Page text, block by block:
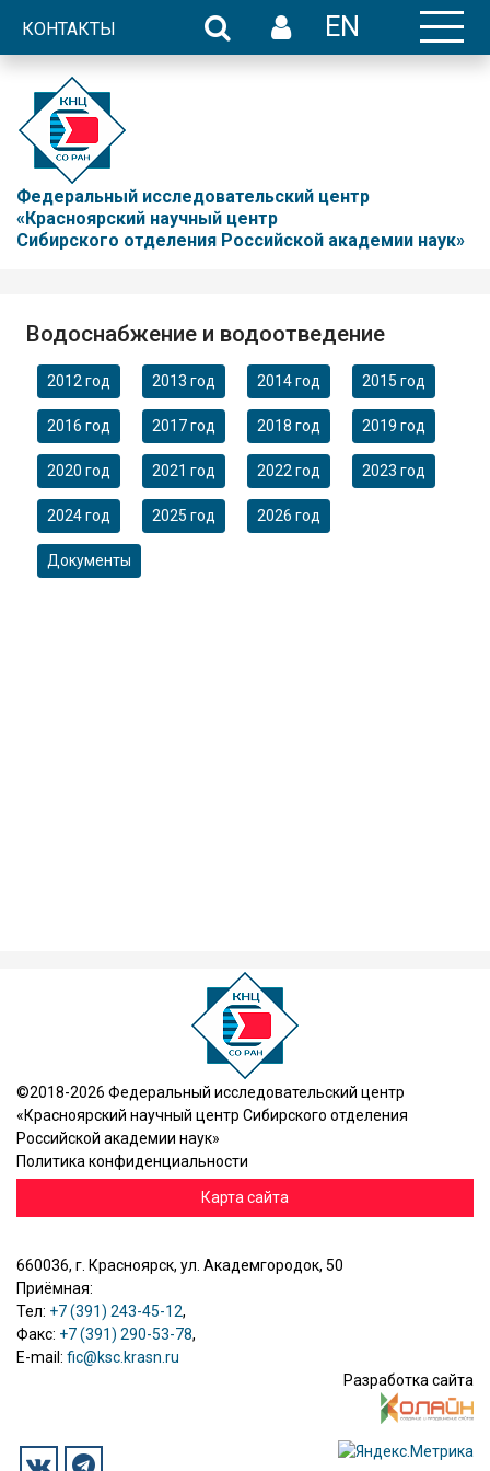
КОНТАКТЫ EN
Федеральный исследовательский центр
«Красноярский научный центр
Сибирского отделения Российской академии наук»
Водоснабжение и водоотведение
2012 год 2013 год 2014 год 2015 год
2016 год 2017 год 2018 год 2019 год
2020 год 2021 год 2022 год 2023 год
2024 год 2025 год 2026 год
Документы
©2018-2026 Федеральный исследовательский центр
«Красноярский научный центр Сибирского отделения
Российской академии наук»
Политика конфиденциальности
Карта сайта
660036, г. Красноярск, ул. Академгородок, 50
Приёмная:
Тел: +7 (391) 243-45-12,
Факс: +7 (391) 290-53-78,
E-mail: fic@ksc.krasn.ru
Разработка сайта